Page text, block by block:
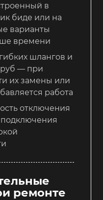
в
биде или на
варианты
времени
шлангов и
— при
их замены или
работа
отключения
ремонте